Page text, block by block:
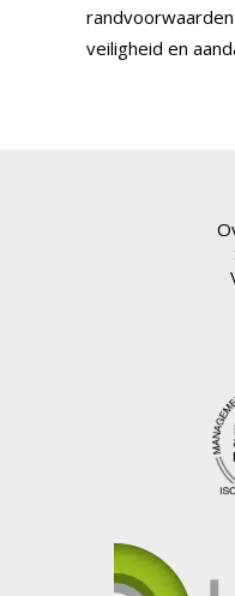
veiligheid en